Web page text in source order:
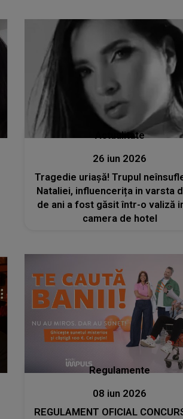
Actualitate
26 iun 2026
Tragedie uriașă! Trupul
Nataliei, influencerița in varsta
de ani a fost găsit într-o valiză
camera de hotel
Regulamente
08 iun 2026
REGULAMENT OFICIAL